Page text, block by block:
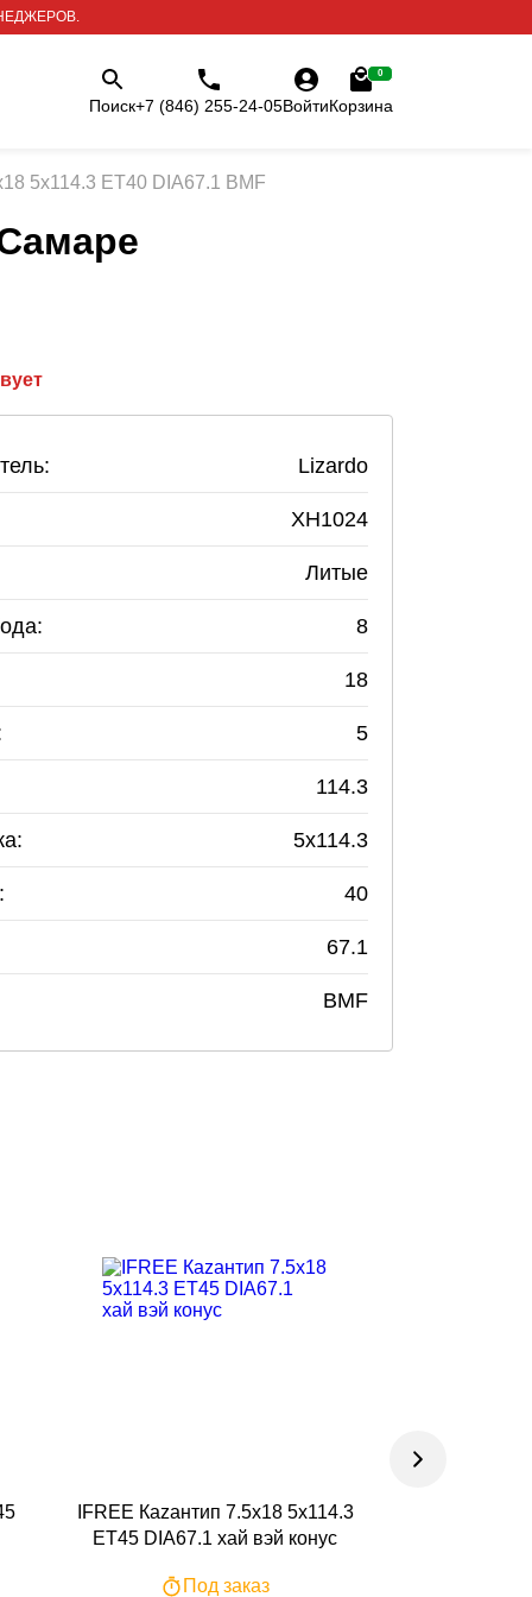
Поиск+7 (846) 255-24-05ВойтиКорзина
0
5x114.3 ET40 DIA67.1 BMF
Lizardo
XH1024
Литые
8
18
5
114.3
5x114.3
40
67.1
BMF
IFREE Каzантип 7.5x18 5x114.3
ET45 DIA67.1 хай вэй конус
Под заказ